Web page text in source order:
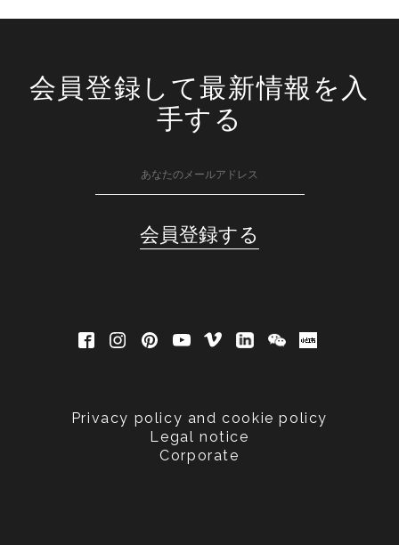
会員登録して最新情報を入
手する
Privacy policy and cookie policy
Legal notice
Corporate